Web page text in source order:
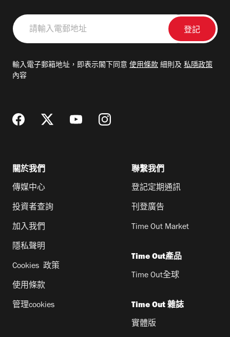
請
輸
郵
輸入電子郵箱地址，即表示閣下同意 使用條款 細則及 私隱政策
內容
關於我們
傳媒中心
投資者查詢
加入我們
隱私聲明
Cookies 政策
使用條款
管理cookies
聯繫我們
登記定期通訊
刊登廣告
Time Out Market
Time Out產品
Time Out全球
Time Out 雜誌
實體版